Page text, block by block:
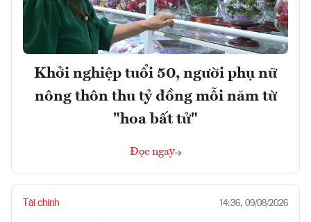
Khởi nghiệp tuổi 50, người phụ nữ
nông thôn thu tỷ đồng mỗi năm từ
"hoa bất tử"
Đọc ngay
Tài chính 14:36, 09/08/2026